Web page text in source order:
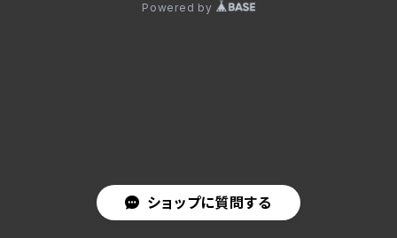
Powered by
ショップに質問する